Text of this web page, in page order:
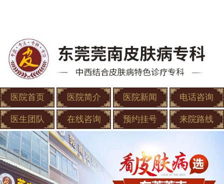
医院首页 医院简介 医院新闻 电话咨询
医生团队 在线咨询 预约挂号 来院路线